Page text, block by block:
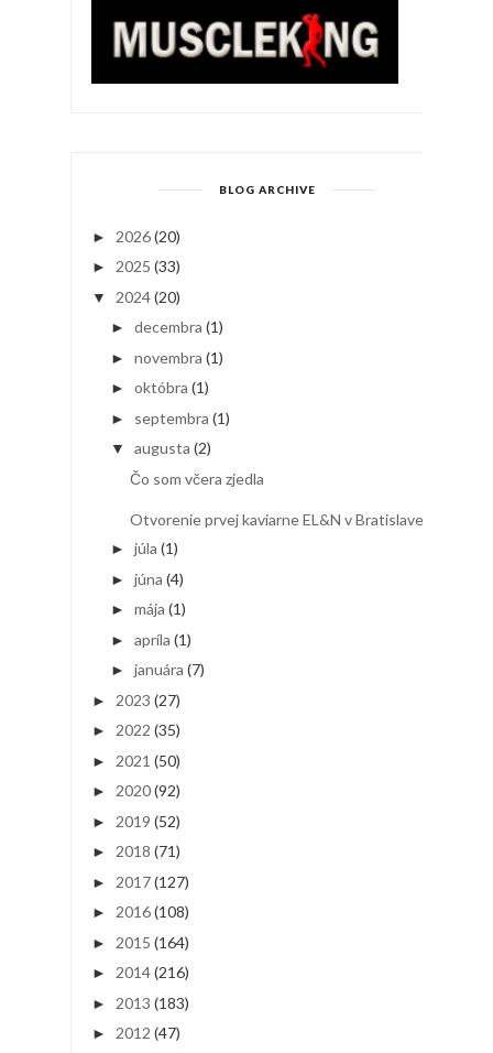
BLOG ARCHIVE
► 2026(20)
► 2025 (33)
▼ 2024(20)
► decembra (1)
► novembra (1)
► októbra (1)
► septembra (1)
▼ augusta (2)
Čo som včera zjedla
Otvorenie prvej kaviarne EL&N v Bratislave
► júla (1)
► júna (4)
► mája (1)
► apríla (1)
► januára (7)
► 2023 (27)
► 2022 (35)
► 2021 (50)
► 2020(92)
► 2019 (52)
► 2018 (71)
► 2017(127)
► 2016(108)
► 2015 (164)
► 2014(216)
► 2013 (183)
► 2012 (47)